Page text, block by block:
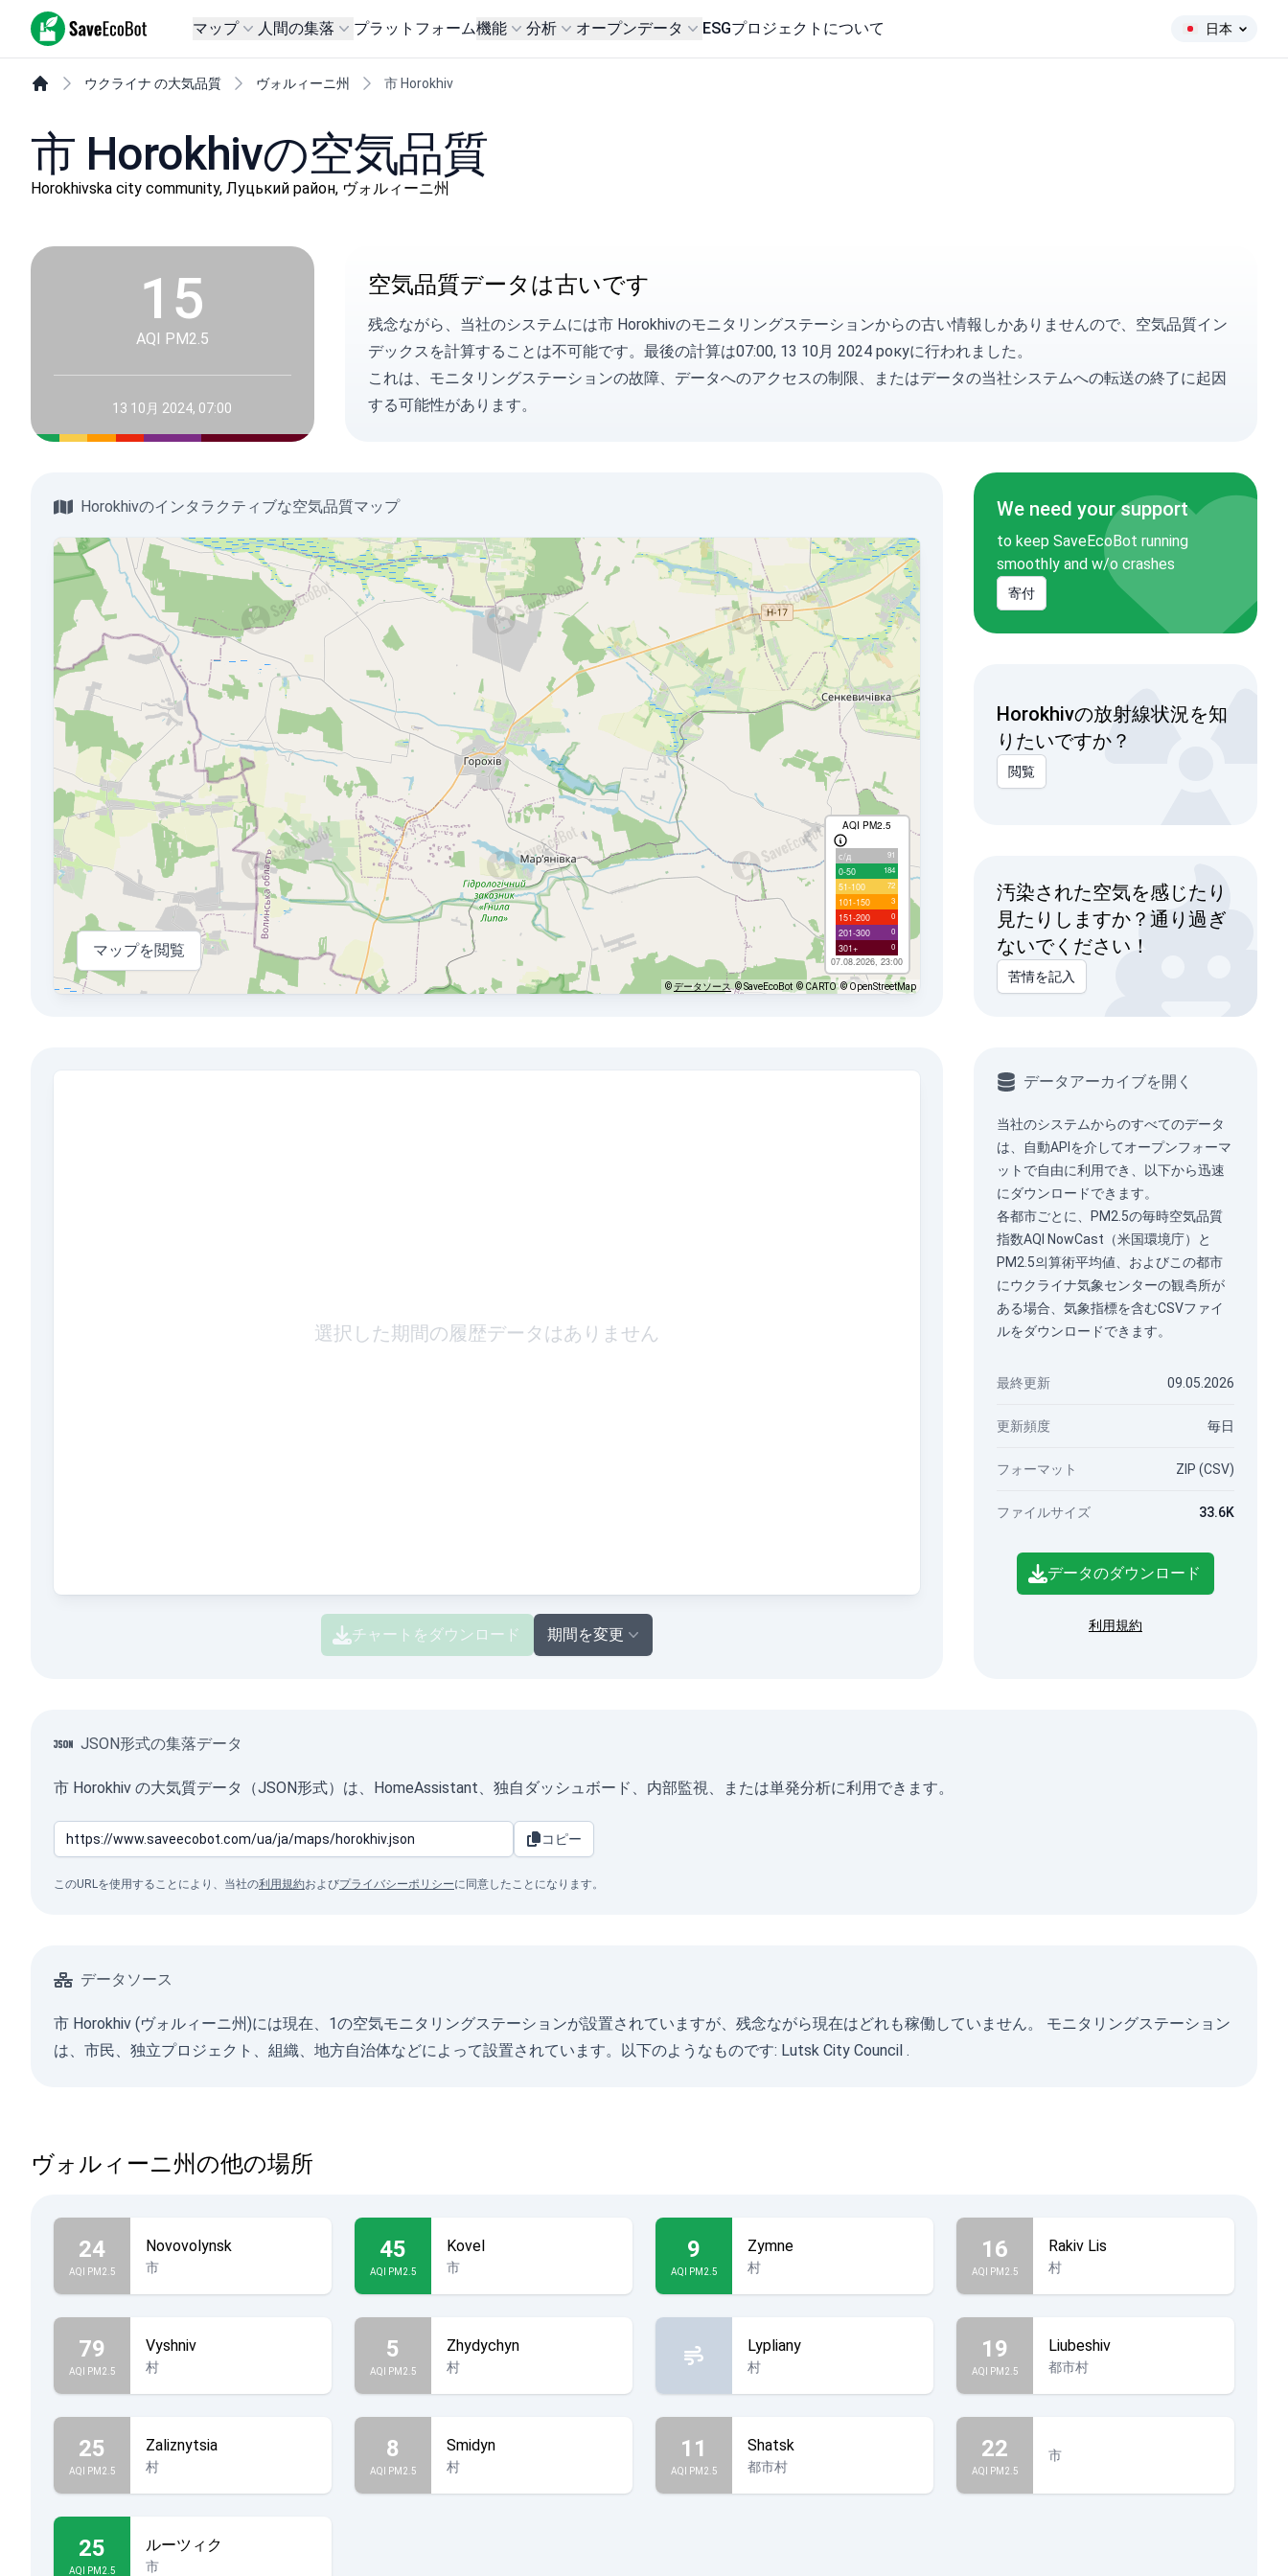
SaveEcoBot マップ 人間の集落 プラットフォーム機能 分析 オープンデータ ESGプロジェクトについて 日本
ウクライナ の大気品質 ヴォルィーニ州 市 Horokhiv
市 Horokhivの空気品質
Horokhivska city community, Луцький район, ヴォルィーニ州
15
AQI PM2.5
13 10月 2024, 07:00
空気品質データは古いです
残念ながら、当社のシステムには市 Horokhivのモニタリングステーションからの古い情報しかありませんので、空気品質イン
デックスを計算することは不可能です。最後の計算は07:00, 13 10月 2024 рокуに行われました。
これは、モニタリングステーションの故障、データへのアクセスの制限、またはデータの当社システムへの転送の終了に起因
する可能性があります。
Horokhivのインタラクティブな空気品質マップ
AQI PM2.5
с/д 91
0-50 184
51-100 72
101-150 3
151-200 0
201-300 0
301+ 0
07.08.2026, 23:00
マップを閲覧
©データソース © SaveEcoBot © CARTO © OpenStreetMap
We need your support
to keep SaveEcoBot running
smoothly and w/o crashes
寄付
Horokhivの放射線状況を知
りたいですか？
閲覧
汚染された空気を感じたり
見たりしますか？通り過ぎ
ないでください！
苦情を記入
選択した期間の履歴データはありません
チャートをダウンロード 期間を変更
データアーカイブを開く
当社のシステムからのすべてのデータ
は、
自動API を介してオープンフォーマ
ットで自由に利用でき、以下から迅速
にダウンロードできます。
各都市ごとに、PM2.5の毎時空気品質
指数AQI NowCast（米国環境庁）と
PM2.5의算術平均値、およびこの都市
にウクライナ気象センターの観측所が
ある場合、気象指標を含むCSVファイ
ルをダウンロードできます。
最終更新 09.05.2026
更新頻度 毎日
フォーマット ZIP (CSV)
ファイルサイズ 33.6K
データのダウンロード
利用規約
JSON形式の集落データ
市 Horokhiv の大気質データ（JSON形式）は、HomeAssistant、独自ダッシュボード、内部監視、または単発分析に利用できます。
コピー
このURLを使用することにより、当社の利用規約およびプライバシーポリシーに同意したことになります。
データソース
市 Horokhiv (ヴォルィーニ州)には現在、1の空気モニタリングステーションが設置されていますが、残念ながら現在はどれも稼働していません。 モニタリングステーション
は、市民、独立プロジェクト、組織、地方自治体などによって設置されています。以下のようなものです: Lutsk City Council .
ヴォルィーニ州の他の場所
24
AQI PM2.5
Novovolynsk
市
45
AQI PM2.5
Kovel
市
9
AQI PM2.5
Zymne
村
16
AQI PM2.5
Rakiv Lis
村
79
AQI PM2.5
Vyshniv
村
5
AQI PM2.5
Zhydychyn
村
Lypliany
村
19
AQI PM2.5
Liubeshiv
都市村
25
AQI PM2.5
Zaliznytsia
村
8
AQI PM2.5
Smidyn
村
11
AQI PM2.5
Shatsk
都市村
22
AQI PM2.5
市
25
AQI PM2.5
ルーツィク
市